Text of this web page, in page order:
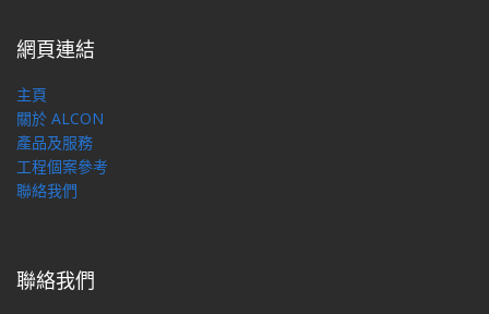
網頁連結
主頁
關於 ALCON
產品及服務
工程個案參考
聯絡我們
聯絡我們